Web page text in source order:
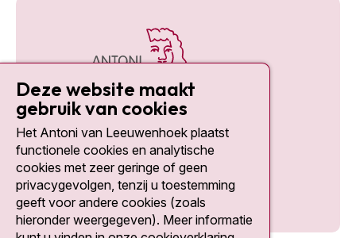
Social media
Deze website maakt
gebruik van cookies
Het Antoni van Leeuwenhoek plaatst
functionele cookies en analytische
cookies met zeer geringe of geen
privacygevolgen, tenzij u toestemming
geeft voor andere cookies (zoals
hieronder weergegeven). Meer informatie